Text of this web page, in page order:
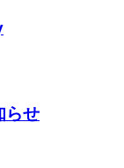
らせ